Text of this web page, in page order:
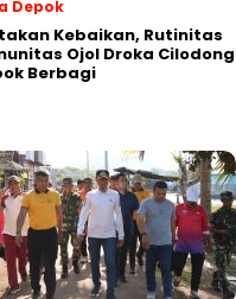
Depok
Kebaikan, Rutinitas
Ojol Droka Cilodong
Berbagi